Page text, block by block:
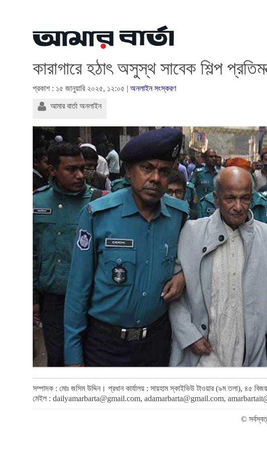
কারাগারে হঠাৎ অসুস্থ সাবেক শিল্প
প্রকাশ : ১৫ জানুয়ারি ২০২৫, ১২:০৫ | অনলাইন সংস্করণ
আমার বার্তা অনলাইন
সম্পাদক : মোঃ জসিম উদ্দিন। প্রধান কার্যালয় : সায়হাম স্কাইভিউ টাওয়ার (৯ম তলা),
মেইল : dailyamarbarta@gmail.com, adamarbarta@gmail.com,
©